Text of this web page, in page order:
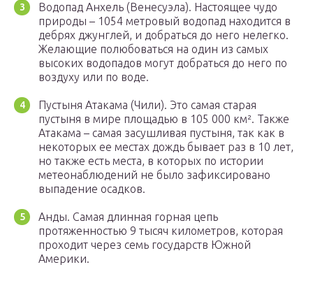
Водопад Анхель (Венесуэла). Настоящее чудо
природы – 1054 метровый водопад находится в
дебрях джунглей, и добраться до него нелегко.
Желающие полюбоваться на один из самых
высоких водопадов могут добраться до него по
воздуху или по воде.
Пустыня Атакама (Чили). Это самая старая
пустыня в мире площадью в 105 000 км². Также
Атакама – самая засушливая пустыня, так как в
некоторых ее местах дождь бывает раз в 10 лет,
но также есть места, в которых по истории
метеонаблюдений не было зафиксировано
выпадение осадков.
Анды. Самая длинная горная цепь
протяженностью 9 тысяч километров, которая
проходит через семь государств Южной
Америки.